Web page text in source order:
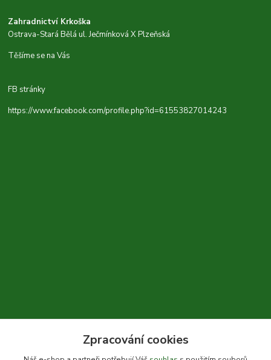
Zahradnictví Krkoška
Ostrava-Stará Bělá ul. Ječmínková X Plzeňská
Těšíme se na Vás
FB stránky
https://www.facebook.com/profile.php?id=61553827014243
+420 604 310 066
Zpracování cookies